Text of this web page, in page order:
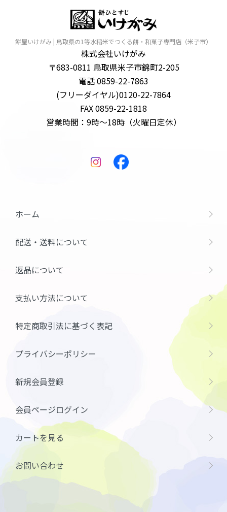
餅屋いけがみ | 鳥取県の1等水稲米でつくる餅・和菓子専門店（米子市）
株式会社いけがみ
〒683-0811 鳥取県米子市錦町2-205
電話 0859-22-7863
(フリーダイヤル)0120-22-7864
FAX 0859-22-1818
営業時間：9時～18時（火曜日定休）
ホーム
配送・送料について
返品について
支払い方法について
特定商取引法に基づく表記
プライバシーポリシー
新規会員登録
会員ページログイン
カートを見る
お問い合わせ